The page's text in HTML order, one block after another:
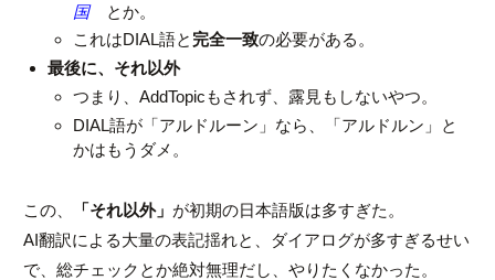
国とか。
これはDIAL語と 完全一致の必要がある。
最後に、それ以外
つまり、AddTopicもされず、露見もしないやつ。
DIAL語が「アルドルーン」なら、「アルドルン」と
かはもうダメ。
この、 「それ以外」 が初期の日本語版は多すぎた。
AI翻訳による大量の表記揺れと、ダイアログが多すぎるせい
で、総チェックとか絶対無理だし、やりたくなかった。